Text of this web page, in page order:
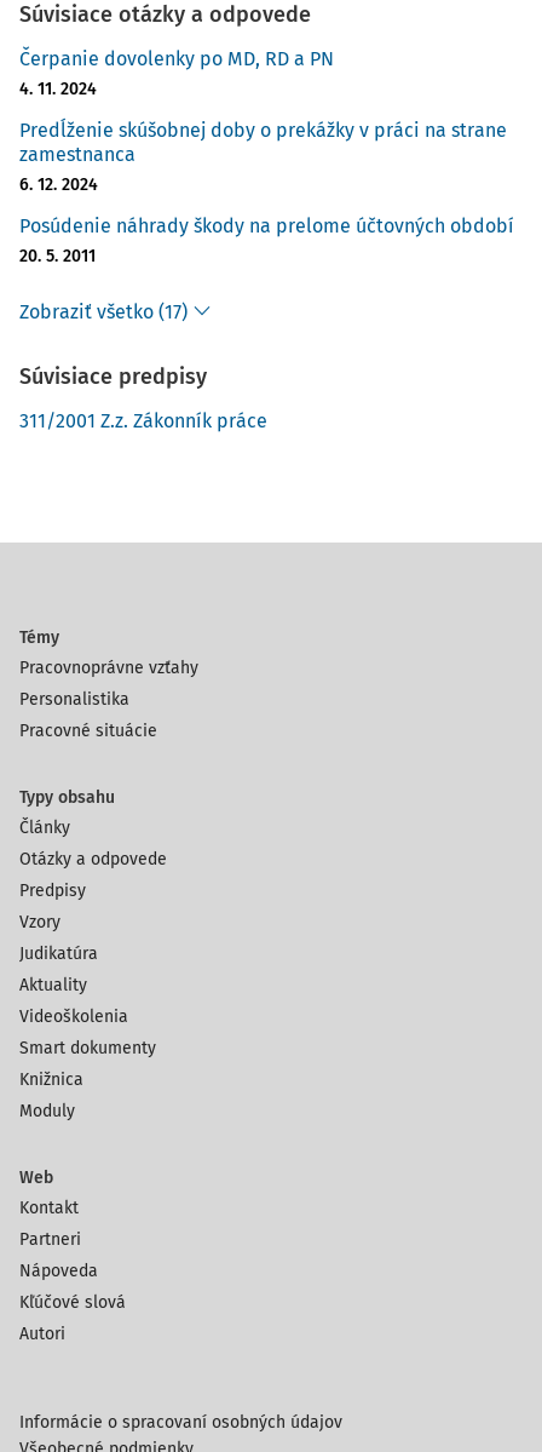
Súvisiace otázky a odpovede
Čerpanie dovolenky po MD, RD a PN
4. 11. 2024
Predĺženie skúšobnej doby o prekážky v práci na strane
zamestnanca
6. 12. 2024
Posúdenie náhrady škody na prelome účtovných období
20. 5. 2011
Zobraziť všetko (17)
Súvisiace predpisy
311/2001 Z.z. Zákonník práce
Témy
Pracovnoprávne vzťahy
Personalistika
Pracovné situácie
Typy obsahu
Články
Otázky a odpovede
Predpisy
Vzory
Judikatúra
Aktuality
Videoškolenia
Smart dokumenty
Knižnica
Moduly
Web
Kontakt
Partneri
Nápoveda
Kľúčové slová
Autori
Informácie o spracovaní osobných údajov